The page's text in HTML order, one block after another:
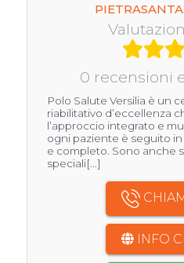
0 recensioni
Polo Salute Versilia è un
riabilitativo d’eccellenza
l’approccio integrato e
ogni paziente è seguito
e completo. Sono anche
speciali[...]
INFO